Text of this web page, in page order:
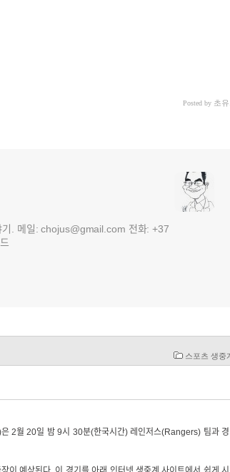
Posted by 초
기. 메일: chojus@gmail.com 전화: +37
스포츠 생중
2월 20일 밤 9시 30분(한국시간) 레인저스(Rangers) 팀과